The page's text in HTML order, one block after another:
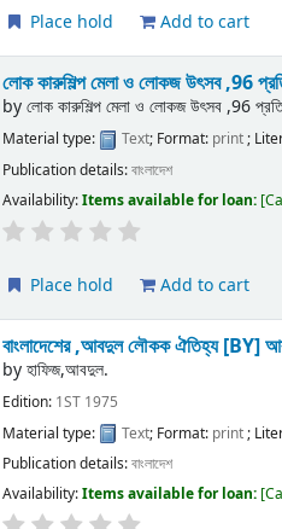
Place hold Add to cart
লোক কারুশিল্প মেলা ও লোকজ উৎসব ,96
byলোক কারুশিল্প মেলা ও লোকজ উৎসব ,96
Material type: Text; Format: print;
Publication details:বাংলাদেশ
Availability:Items available for loan:
Place hold Add to cart
বাংলাদেশের ,আবদুল লৌকক ঐতিহ্য[BY]
byহাফিজ,আবদুল.
Edition: 1ST 1975
Material type:
Text; Format: print;
Publication details:বাংলাদেশ
Availability:Items available for loan: